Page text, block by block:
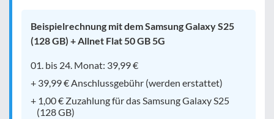
Beispielrechnung mit dem Samsung Galaxy S25
(128 GB) + Allnet Flat 50 GB 5G
01. bis 24. Monat: 39,99 €
+ 39,99 € Anschlussgebühr (werden erstattet)
+ 1,00 € Zuzahlung für das Samsung Galaxy S25
(128 GB)